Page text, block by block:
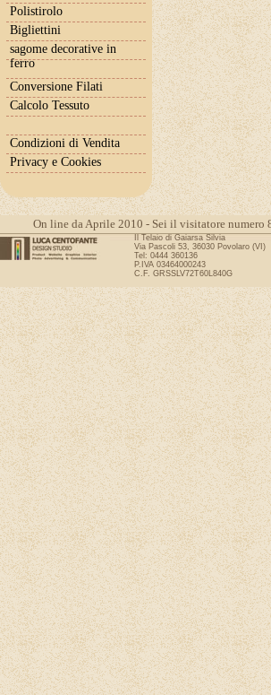
Polistirolo
Bigliettini
sagome decorative in
ferro
Conversione Filati
Calcolo Tessuto
Condizioni di Vendita
Privacy e Cookies
On line da Aprile 2010 - Sei il visitatore numero
Il Telaio di Gaiarsa Silvia
Via Pascoli 53, 36030 Povolaro (VI)
Tel: 0444 360136
P.IVA 03464000243
C.F. GRSSLV72T60L840G